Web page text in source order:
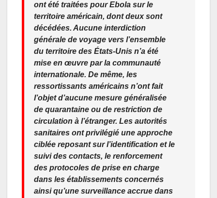
ont été traitées pour Ebola sur le
territoire américain, dont deux sont
décédées. Aucune interdiction
générale de voyage vers l’ensemble
du territoire des États-Unis n’a été
mise en œuvre par la communauté
internationale. De même, les
ressortissants américains n’ont fait
l’objet d’aucune mesure généralisée
de quarantaine ou de restriction de
circulation à l’étranger. Les autorités
sanitaires ont privilégié une approche
ciblée reposant sur l’identification et le
suivi des contacts, le renforcement
des protocoles de prise en charge
dans les établissements concernés
ainsi qu’une surveillance accrue dans